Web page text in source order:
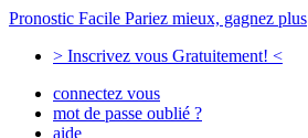
Pronostic Facile Pariez mieux, gagnez plus
> Inscrivez vous Gratuitement! <
connectez vous
mot de passe oublié ?
aide